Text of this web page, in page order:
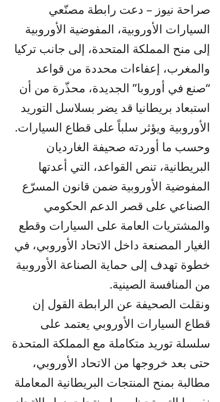
صراحة نيوز – دعت رابطة مصنّعي
السيارات الأوروبية، المفوضية الأوروبية
إلى منح المملكة المتحدة، إلى جانب تركيا
والمغرب، إعفاءات محددة من قواعد
“صنع في أوروبا” الجديدة، محذّرة من أن
استبعاد بريطانيا قد يضر بسلاسل التوريد
الأوروبية ويؤثر سلباً على قطاع السيارات.
وحسب ما أوردته صحيفة الغارديان
البريطانية، تنص القواعد، التي أعدتها
المفوضية الأوروبية ضمن قانون المسرّع
الصناعي على قصر الدعم الحكومي
والمشتريات العامة على السيارات وقطع
الغيار المصنعة داخل الاتحاد الأوروبي، في
خطوة تهدف إلى حماية الصناعة الأوروبية
من المنافسة الصينية.
ونقلت الصحيفة عن الرابطة القول إن
قطاع السيارات الأوروبي يعتمد على
سلسلة توريد متكاملة مع المملكة المتحدة
حتى بعد خروجها من الاتحاد الأوروبي،
مطالبة بمنح المنتجات البريطانية المعاملة